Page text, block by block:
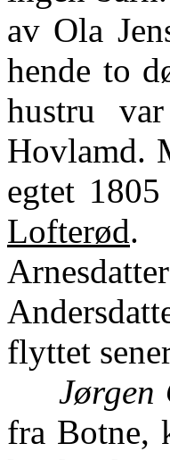
av Ola
hende to
hustru
Hovlamd.
egtet
Lofterød.
flyttet
Jørgen
fra Botne,